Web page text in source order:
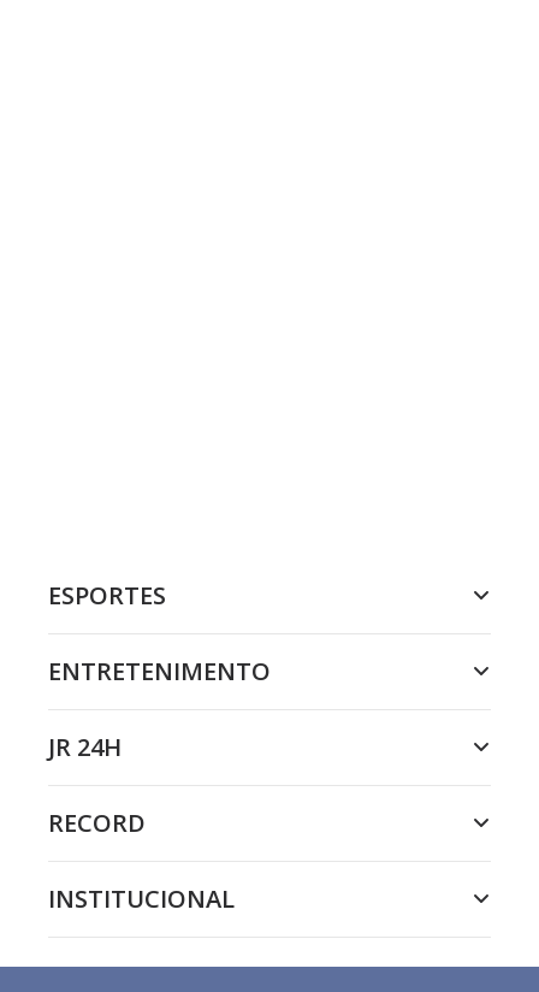
ESPORTES
ENTRETENIMENTO
JR 24H
RECORD
INSTITUCIONAL